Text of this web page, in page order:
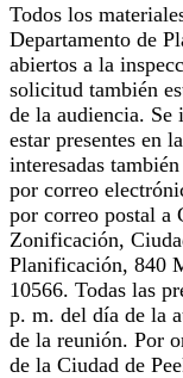
Todos los
Departamento de
abiertos a la
solicitud también
de la audiencia. Se
estar presentes en
interesadas
por correo
por correo postal a
Zonificación,
Planificación, 840
10566. Todas las
p. m. del día de la
de la reunión. Por
de la Ciudad de